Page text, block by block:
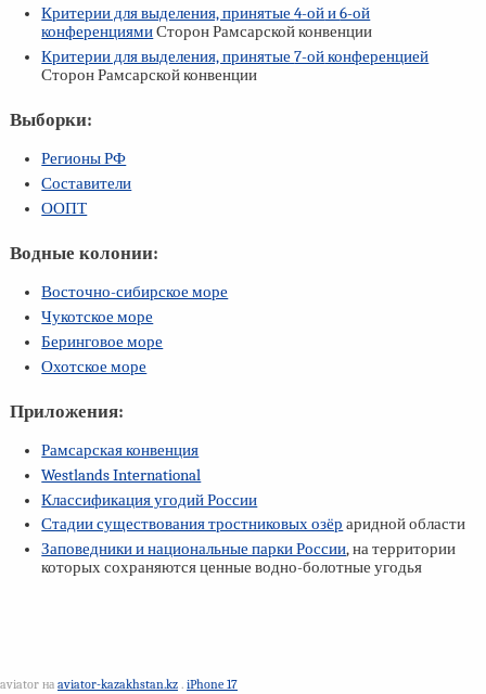
Критерии для выделения, принятые4-ойи6-ой
конференциямиСторон Рамсарской конвенции
Критерии для выделения, принятые7-ойконференцией
Сторон Рамсарской конвенции
Выборки:
Регионы РФ
Составители
ООПТ
Водные колонии:
Восточно-сибирское море
Чукотское море
Беринговое море
Охотское море
Приложения:
Рамсарская конвенция
Westlands International
Классификация угодий России
Стадии существования тростниковых озёр аридной области
Заповедники и национальные парки России, на территории
которых сохраняются ценные водно-болотные угодья
aviator на aviator-kazakhstan.kz . iPhone 17